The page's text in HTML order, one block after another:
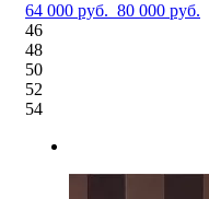
64 000 руб. 80 000 руб.
46
48
50
52
54